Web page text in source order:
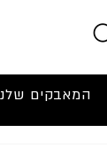
המאבקים